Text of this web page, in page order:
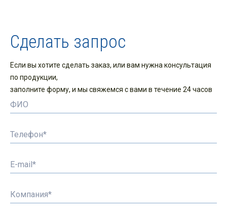
Сделать запрос
Если вы хотите сделать заказ, или вам нужна консультация
по продукции,
заполните форму, и мы свяжемся с вами в течение 24 часов